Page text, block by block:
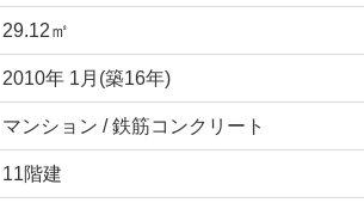
29.12㎡
2010年 1月(築16年)
マンション / 鉄筋コンクリート
11階建